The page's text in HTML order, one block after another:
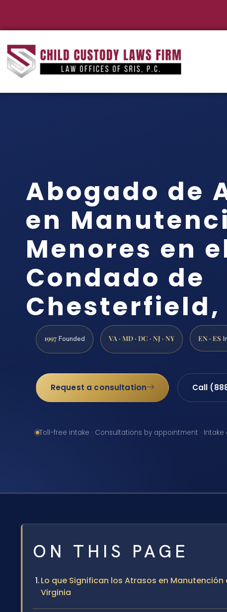
Abogado de
en
Menores en
Condado de
Chesterfield,
1997 Founded VA · MD · DC · NJ · NY EN · ES
Request a consultation Call
Toll-free intake · Consultations by appointment ·
ON THIS PAGE
Lo que Significan los Atrasos en
Virginia